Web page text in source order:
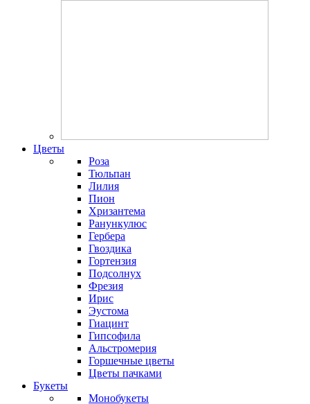
Цветы
Роза
Тюльпан
Лилия
Пион
Хризантема
Ранункулюс
Гербера
Гвоздика
Гортензия
Подсолнух
Фрезия
Ирис
Эустома
Гиацинт
Гипсофила
Альстромерия
Горшечные цветы
Цветы пачками
Букеты
Монобукеты